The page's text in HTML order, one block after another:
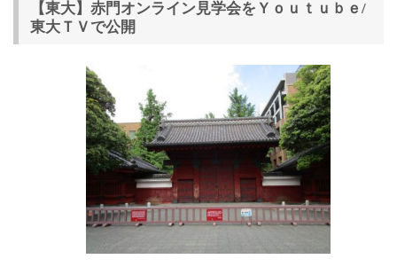
【東大】赤門オンライン見学会をＹｏｕｔｕｂｅ/
東大ＴＶで公開